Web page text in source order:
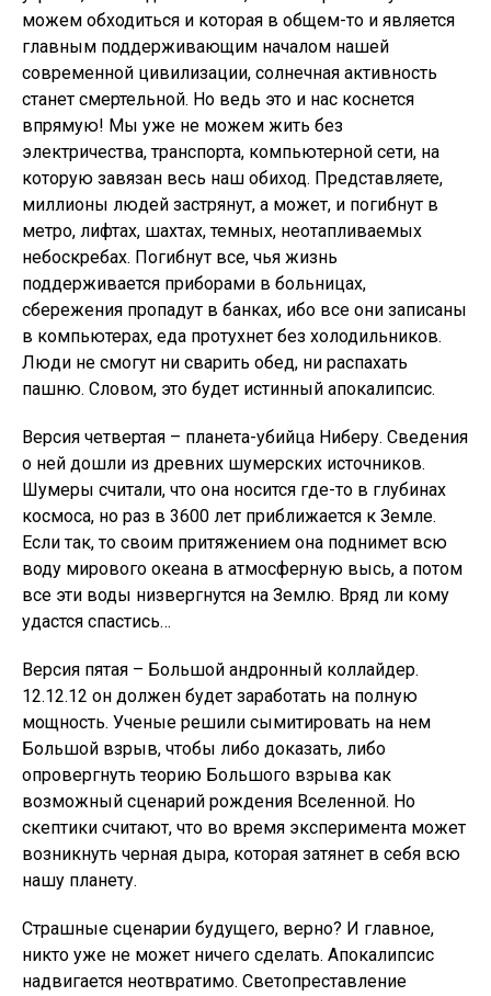
можем обходиться и которая в общем-то и является
главным поддерживающим началом нашей
современной цивилизации, солнечная активность
станет смертельной. Но ведь это и нас коснется
впрямую! Мы уже не можем жить без
электричества, транспорта, компьютерной сети, на
которую завязан весь наш обиход. Представляете,
миллионы людей застрянут, а может, и погибнут в
метро, лифтах, шахтах, темных, неотапливаемых
небоскребах. Погибнут все, чья жизнь
поддерживается приборами в больницах,
сбережения пропадут в банках, ибо все они записаны
в компьютерах, еда протухнет без холодильников.
Люди не смогут ни сварить обед, ни распахать
пашню. Словом, это будет истинный апокалипсис.
Версия четвертая – планета-убийца Ниберу. Сведения
о ней дошли из древних шумерских источников.
Шумеры считали, что она носится где-то в глубинах
космоса, но раз в 3600 лет приближается к Земле.
Если так, то своим притяжением она поднимет всю
воду мирового океана в атмосферную высь, а потом
все эти воды низвергнутся на Землю. Вряд ли кому
удастся спастись…
Версия пятая – Большой андронный коллайдер.
12.12.12 он должен будет заработать на полную
мощность. Ученые решили сымитировать на нем
Большой взрыв, чтобы либо доказать, либо
опровергнуть теорию Большого взрыва как
возможный сценарий рождения Вселенной. Но
скептики считают, что во время эксперимента может
возникнуть черная дыра, которая затянет в себя всю
нашу планету.
Страшные сценарии будущего, верно? И главное,
никто уже не может ничего сделать. Апокалипсис
надвигается неотвратимо. Светопреставление